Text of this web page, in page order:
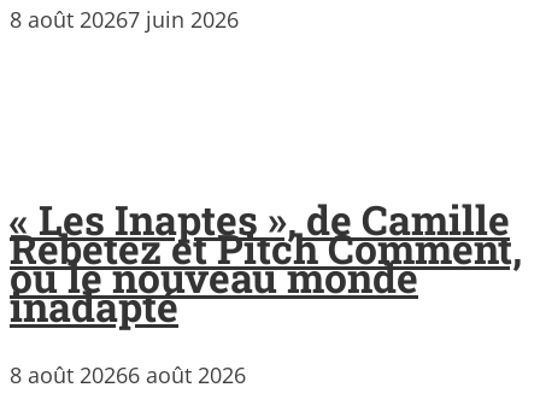
8 août 20267 juin 2026
« Les Inaptes », de Camille
Rebetez et Pitch Comment,
ou le nouveau monde
inadapté
8 août 20266 août 2026